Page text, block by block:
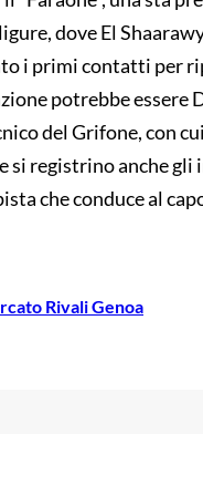
dove El
i primi contatti per
potrebbe essere
del Grifone, con
si registrino anche gli
che conduce al
Rivali Genoa